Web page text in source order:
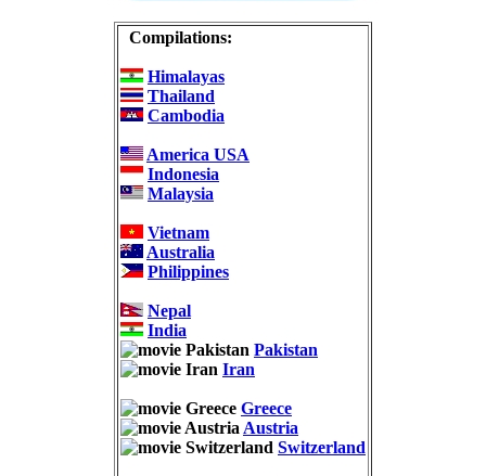
Compilations:
Himalayas
Thailand
Cambodia
America USA
Indonesia
Malaysia
Vietnam
Australia
Philippines
Nepal
India
Pakistan
Iran
Greece
Austria
Switzerland